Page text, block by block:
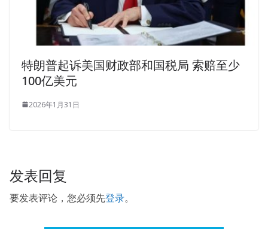
特朗普起诉美国财政部和国税局 索赔至少
100亿美元
2026年1月31日
发表回复
要发表评论，您必须先登录。